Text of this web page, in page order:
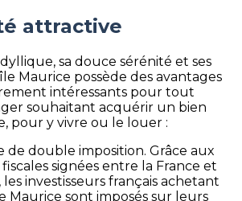
attractive
sa douce sérénité et ses
Maurice possède des avantages
intéressants pour tout
souhaitant acquérir un bien
pour y vivre ou le louer :
de double imposition. Grâce aux
signées entre la France et
les investisseurs français achetant
Maurice sont imposés sur leurs